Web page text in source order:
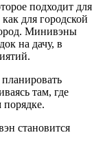
подходит для
для городской
Минивэны
на дачу, в
там, где
порядке.
становится